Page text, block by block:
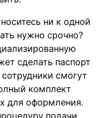
ни к одной
нужно срочно?
сделать паспорт
смогут
комплект
для оформления.
подачи